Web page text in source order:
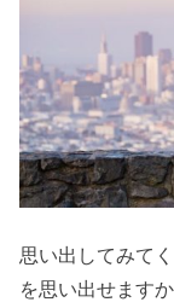
思い出してみて
を思い出せますか